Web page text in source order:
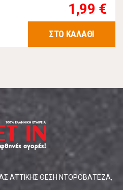
1,99 €
ΣΤΟ ΚΑΛΑΘΙ
ΑΤΤΙΚΗΣ ΘΕΣΗ ΝΤΟΡΟΒΑΤΕΖΑ,